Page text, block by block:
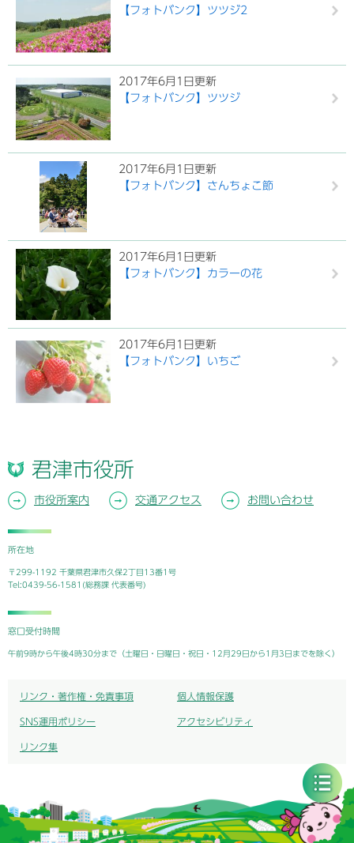
【フォトバンク】ツツジ2
2017年6月1日更新
【フォトバンク】ツツジ
2017年6月1日更新
【フォトバンク】さんちょこ節
2017年6月1日更新
【フォトバンク】カラーの花
2017年6月1日更新
【フォトバンク】いちご
君津市役所
市役所案内 交通アクセス お問い合わせ
所在地
〒299-1192 千葉県君津市久保2丁目13番1号
Tel:0439-56-1581(総務課 代表番号)
窓口受付時間
午前9時から午後4時30分まで（土曜日・日曜日・祝日・12月29日から1月3日までを除く）
リンク・著作権・免責事項 個人情報保護
SNS運用ポリシー アクセシビリティ
リンク集